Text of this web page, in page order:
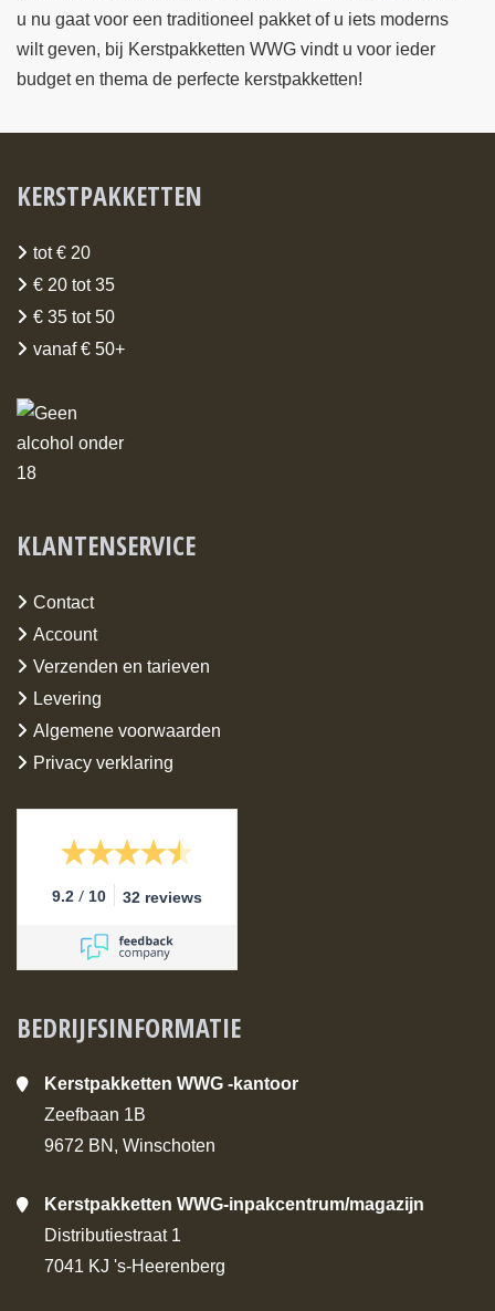
u nu gaat voor een traditioneel pakket of u iets moderns
wilt geven, bij Kerstpakketten WWG vindt u voor ieder
budget en thema de perfecte kerstpakketten!
KERSTPAKKETTEN
tot € 20
€ 20 tot 35
€ 35 tot 50
vanaf € 50+
KLANTENSERVICE
Contact
Account
Verzenden en tarieven
Levering
Algemene voorwaarden
Privacy verklaring
9.2 / 10 32 reviews
BEDRIJFSINFORMATIE
Kerstpakketten WWG -kantoor
Zeefbaan 1B
9672 BN, Winschoten
Kerstpakketten WWG-inpakcentrum/magazijn
Distributiestraat 1
7041 KJ 's-Heerenberg